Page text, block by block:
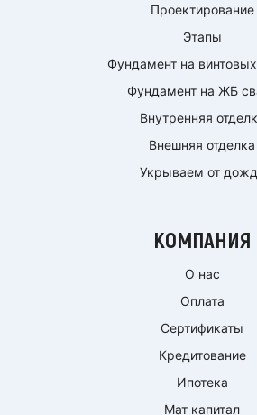
Проектирование
Этапы
Фундамент на
Фундамент на ЖБ
Внутренняя
Внешняя отделка
Укрываем от
КОМПАНИЯ
О нас
Оплата
Сертификаты
Кредитование
Ипотека
Мат капитал